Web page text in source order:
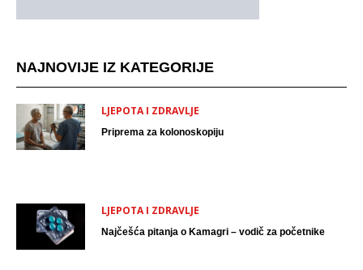
NAJNOVIJE IZ KATEGORIJE
LJEPOTA I ZDRAVLJE
Priprema za kolonoskopiju
LJEPOTA I ZDRAVLJE
Najčešća pitanja o Kamagri – vodič za početnike